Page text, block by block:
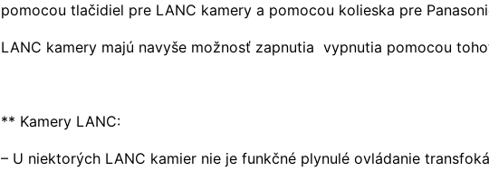
pomocou tlačidiel pre LANC kamery a pomocou kolieska pre
LANC kamery majú navyše možnosť zapnutia vypnutia pomocou
** Kamery LANC:
– U niektorých LANC kamier nie je funkčné plynulé ovládanie